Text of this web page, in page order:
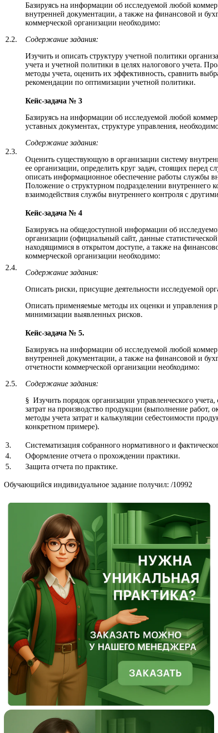
2.2.
Базируясь на информации об исследуемой любой
внутренней документации, а также на финансовой и
коммерческой организации необходимо:
Содержание задания:
Изучить и описать структуру учетной политики
учета и учетной политики в целях налогового учета.
методы учета, оценить их эффективность, сравнить
рекомендации по оптимизации учетной политики.
2.3.
Кейс-задача № 3
Базируясь на информации об исследуемой любой
уставных документах, структуре управления,
Содержание задания:
Оценить существующую в организации систему
ее организации, определить круг задач, стоящих перед
описать информационное обеспечение работы службы
Положение о структурном подразделении внутреннего
взаимодействия службы внутреннего контроля с
2.4.
Кейс-задача № 4
Базируясь на общедоступной информации об
организации (официальный сайт, данные
находящимися в открытом доступе, а также на
коммерческой организации необходимо:
Содержание задания:
Описать риски, присущие деятельности исследуемой
Описать применяемые методы их оценки и управления
минимизации выявленных рисков.
2.5.
Кейс-задача № 5.
Базируясь на информации об исследуемой любой
внутренней документации, а также на финансовой и
отчетности коммерческой организации необходимо:
Содержание задания:
§ Изучить порядок организации управленческого
затрат на производство продукции (выполнение работ,
методы учета затрат и калькуляции себестоимости
конкретном примере).
3.
Систематизация собранного нормативного и
4.
Оформление отчета о прохождении практики.
5.
Защита отчета по практике.
Обучающийся индивидуальное задание получил: /10992